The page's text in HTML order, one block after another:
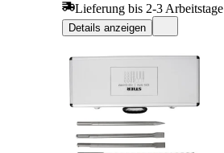
Lieferung bis 2-3 Arbeitstage
Details anzeigen